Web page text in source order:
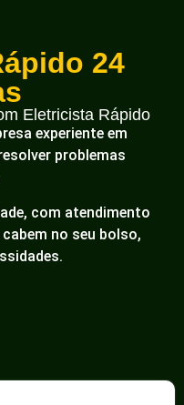
24
Eletricista Rápido
experiente em
problemas
com atendimento
no seu bolso,